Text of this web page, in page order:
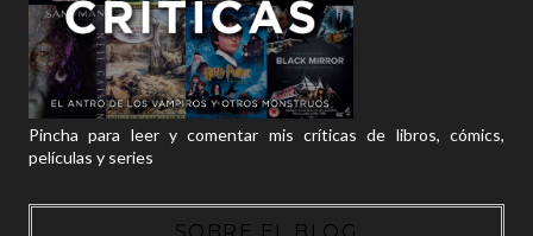
Pincha para leer y comentar mis críticas de libros, cómics,
películas y series